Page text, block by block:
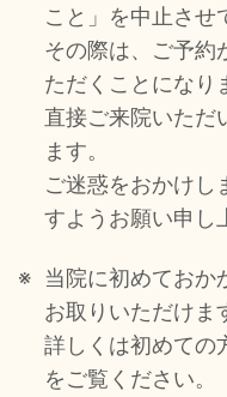
こと」を中止させ
その際は、ご予約
ただくことになり
直接ご来院いただ
ます。
ご迷惑をおかけし
すようお願い申し
当院に初めておか
お取りいただけま
詳しくは初めての
をご覧ください。